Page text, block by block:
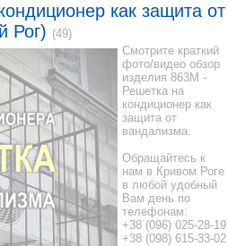
как защита от
Рог) (49)
Смотрите краткий
фото/видео обзор
изделия 863M -
Решетка на
кондиционер как
защита от
вандализма.
Обращайтесь к
нам в Кривом Роге
в любой удобный
Вам день по
телефонам:
+38 (096) 025-28-19
+38 (098) 615-33-02